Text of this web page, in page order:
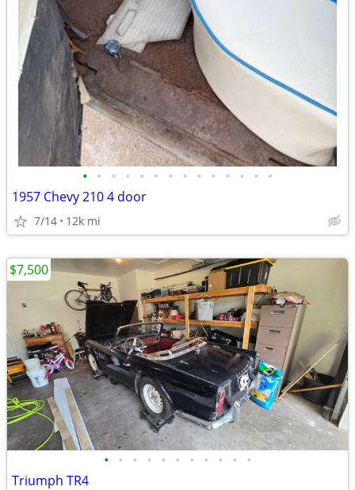
• • • • • • • • • • • • • •
1957 Chevy 210 4 door
7/14 12k mi
• • • • • • • • • • •
Triumph TR4
$7,500